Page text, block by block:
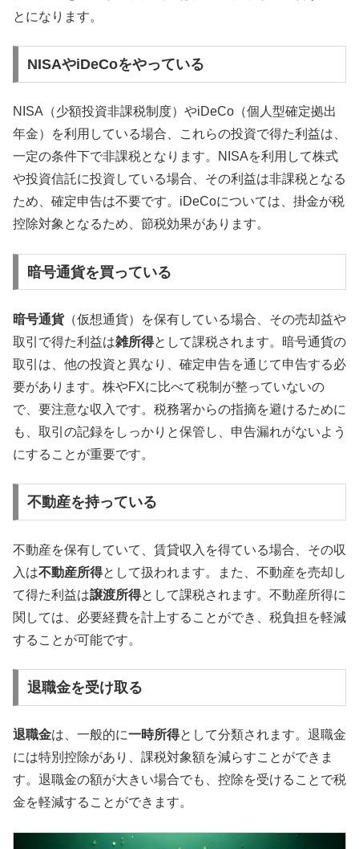
とになります。
NISAやiDeCoをやっている
NISA（少額投資非課税制度）やiDeCo（個人型確定拠出
年金）を利用している場合、これらの投資で得た利益は、
一定の条件下で非課税となります。NISAを利用して株式
や投資信託に投資している場合、その利益は非課税となる
ため、確定申告は不要です。iDeCoについては、掛金が税
控除対象となるため、節税効果があります。
暗号通貨を買っている
暗号通貨（仮想通貨）を保有している場合、その売却益や
取引で得た利益は雑所得として課税されます。暗号通貨の
取引は、他の投資と異なり、確定申告を通じて申告する必
要があります。株やFXに比べて税制が整っていないの
で、要注意な収入です。税務署からの指摘を避けるために
も、取引の記録をしっかりと保管し、申告漏れがないよう
にすることが重要です。
不動産を持っている
不動産を保有していて、賃貸収入を得ている場合、その収
入は不動産所得として扱われます。また、不動産を売却し
て得た利益は譲渡所得として課税されます。不動産所得に
関しては、必要経費を計上することができ、税負担を軽減
することが可能です。
退職金を受け取る
退職金は、一般的に一時所得として分類されます。退職金
には特別控除があり、課税対象額を減らすことができま
す。退職金の額が大きい場合でも、控除を受けることで税
金を軽減することができます。